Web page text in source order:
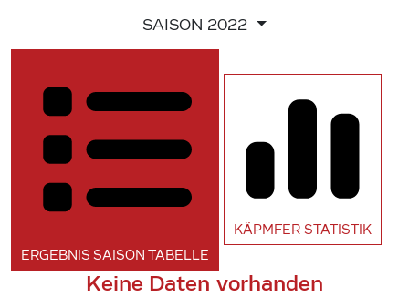
SAISON 2022
ERGEBNIS SAISON TABELLE
KÄPMFER STATISTIK
Keine Daten vorhanden